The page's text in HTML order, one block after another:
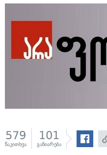
579
წაკითხვა
101
გაზიარება